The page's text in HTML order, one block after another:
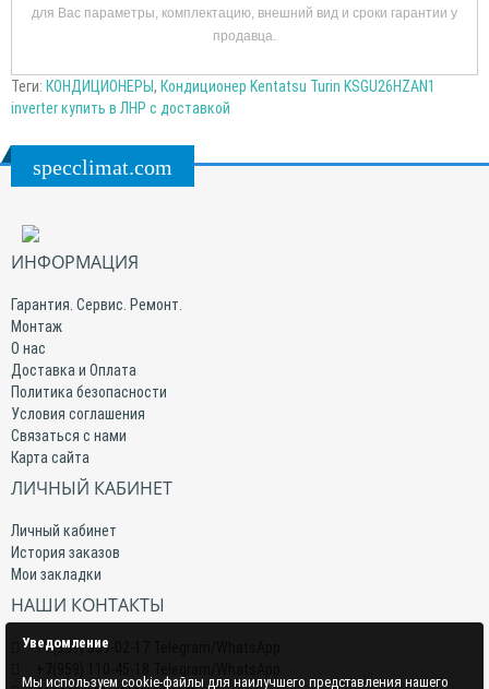
для Вас параметры, комплектацию, внешний вид и сроки гарантии у
продавца.
Теги: КОНДИЦИОНЕРЫ, Кондиционер Kentatsu Turin KSGU26HZAN1
inverter купить в ЛНР с доставкой
specclimat.com
ИНФОРМАЦИЯ
Гарантия. Сервис. Ремонт.
Монтаж
О нас
Доставка и Оплата
Политика безопасности
Условия соглашения
Связаться с нами
Карта сайта
ЛИЧНЫЙ КАБИНЕТ
Личный кабинет
История заказов
Мои закладки
НАШИ КОНТАКТЫ
+7(959) 509-02-17 Telegram/WhatsApp
Уведомление
Мы используем cookie-файлы для наилучшего представления нашего